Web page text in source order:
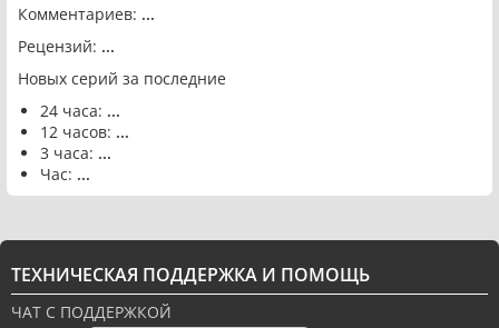
Комментариев: ...
Рецензий: ...
Новых серий за последние
24 часа: ...
12 часов: ...
3 часа: ...
Час: ...
ТЕХНИЧЕСКАЯ ПОДДЕРЖКА И ПОМОЩЬ
ЧАТ С ПОДДЕРЖКОЙ